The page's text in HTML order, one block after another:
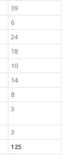
39
6
24
18
10
14
8
3
3
125